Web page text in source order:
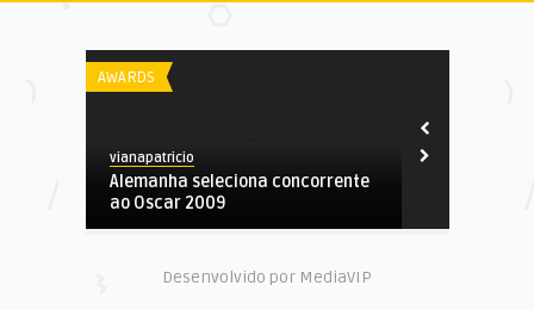
AWARDS
vianapatricio
Alemanha seleciona concorrente
ao Oscar 2009
Desenvolvido por MediaVIP